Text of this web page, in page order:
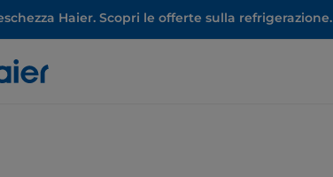
Haier. Scopri le offerte sulla refrigerazione.